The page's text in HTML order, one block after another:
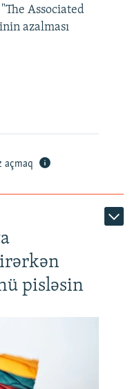
Associated
azalması
açmaq
pisləsin